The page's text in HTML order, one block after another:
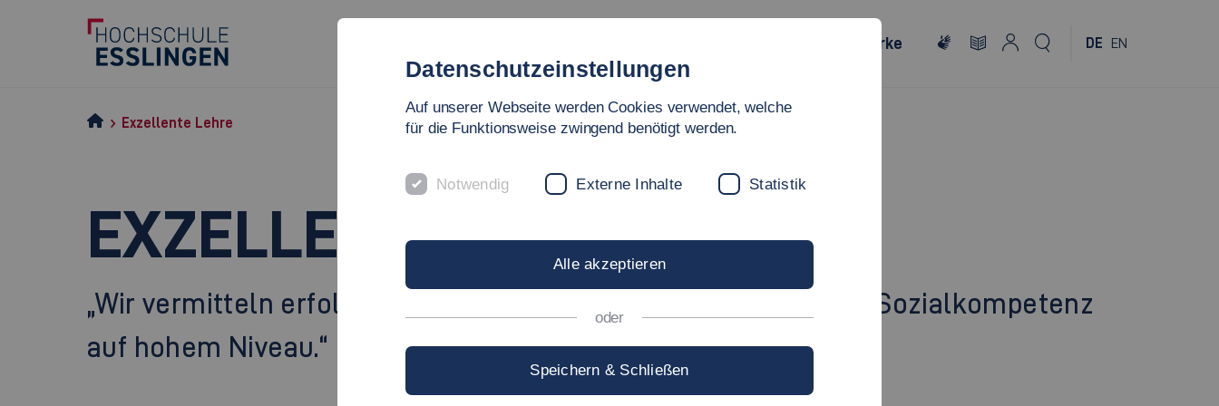
Netzwerke DE EN
Exzellente Lehre
EXZELLENTE LEHRE
„Wir vermitteln erfolgreich Wissen, praktische Fähigkeiten und Sozialkompetenz
auf hohem Niveau.“
Datenschutzeinstellungen
Auf unserer Webseite werden Cookies verwendet, welche
für die Funktionsweise zwingend benötigt werden.
Notwendig Externe Inhalte Statistik
Alle akzeptieren
oder
Speichern & Schließen